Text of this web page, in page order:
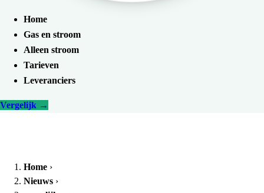
Home
Gas en stroom
Alleen stroom
Tarieven
Leveranciers
Vergelijk →
Home ›
Nieuws ›